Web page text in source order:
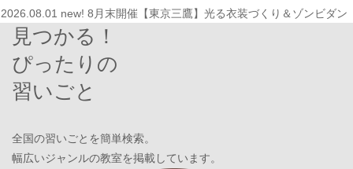
2026.08.01 new! 8月末開催【東京三鷹】光る衣装づくり＆ゾンビダン
スでハロウィンを楽しもう👻
2026.08.01
new! 【鶴見の受験生必見】偏差値38から早稲田・慶應に
大逆転合格！あえて「捨てた」3つの常識
2026.08.01 new!
JPCスポーツ教室 山形店
2026.08.08 new! ゼロからの勉強習慣でMARCH合格！学習塾PLAN B.
見つかる！
ぴったりの
習いごと
全国の習いごとを簡単検索。
幅広いジャンルの教室を掲載しています。